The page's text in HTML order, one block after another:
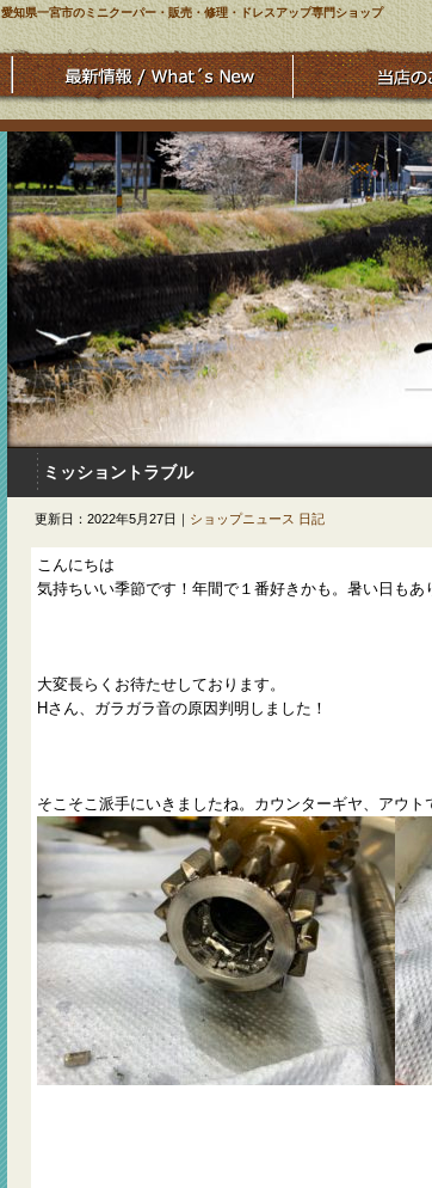
愛知県一宮市のミニクーパー・販売・修理・ドレスアップ専門ショップ
ミッショントラブル
更新日：2022年5月27日｜ ショップニュース 日記
こんにちは
気持ちいい季節です！年間で１番好きかも。暑い日も
大変長らくお待たせしております。
Hさん、ガラガラ音の原因判明しました！
そこそこ派手にいきましたね。カウンターギヤ、アウト